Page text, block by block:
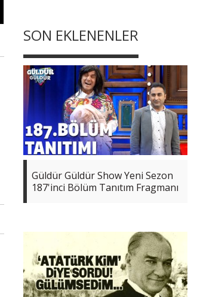
SON EKLENENLER
Güldür Güldür Show Yeni Sezon
187'inci Bölüm Tanıtım Fragmanı